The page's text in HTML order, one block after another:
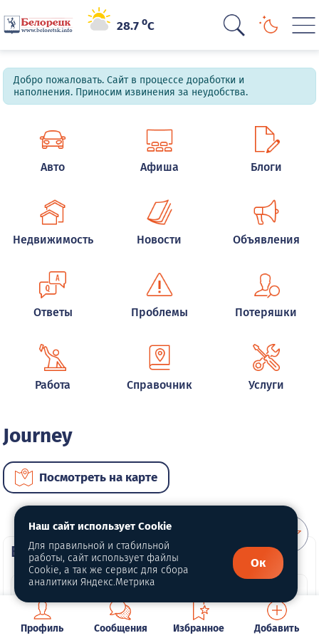
28.7oC
Добро пожаловать. Сайт в процессе доработки и
наполнения. Приносим извинения за неудобства.
Авто Афиша Блоги
Недвижимость Новости Объявления
Ответы Проблемы Потеряшки
Работа Справочник Услуги
Journey
Посмотреть на карте
ВИП автомобили
Профиль Сообщения Избранное Добавить
Наш сайт использует Cookie
Для правильной и стабильной
работы, сайт использует файлы
Cookie, а так же сервис для сбора
аналитики Яндекс.Метрика
Ок